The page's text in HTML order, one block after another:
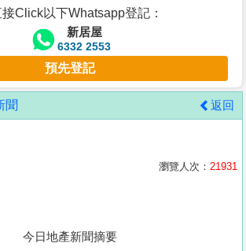
Click以下Whatsapp登記：
新居屋
6332 2553
預先登記
聞 返回
瀏覽人次： 21931
今日地產新聞摘要